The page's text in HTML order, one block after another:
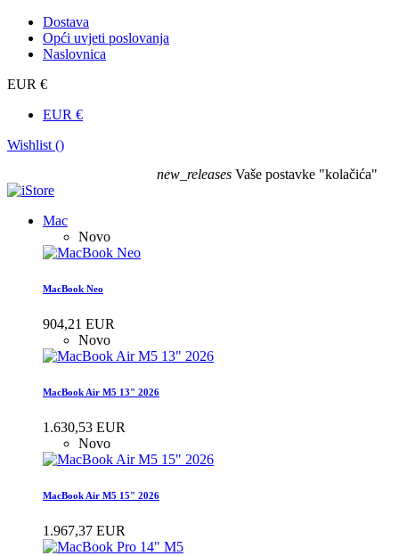
Dostava
Opći uvjeti poslovanja
Naslovnica
EUR €
EUR €
Wishlist ()
new_releases Vaše postavke "kolačića"
Mac
Novo
MacBook Neo
904,21 EUR
Novo
MacBook Air M5 13" 2026
1.630,53 EUR
Novo
MacBook Air M5 15" 2026
1.967,37 EUR